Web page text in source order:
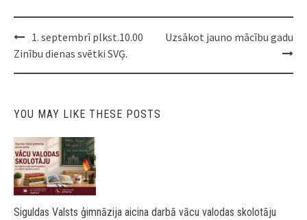
Post
navigation
1. septembrī plkst.10.00
Zinību dienas svētki SVĢ.
Uzsākot jauno mācību gadu
YOU MAY LIKE THESE POSTS
Siguldas Valsts ģimnāzija aicina darbā vācu valodas skolotāju